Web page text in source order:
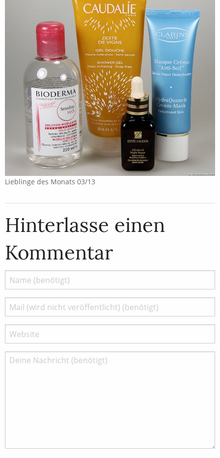
Lieblinge des Monats 03/13
Hinterlasse einen
Kommentar